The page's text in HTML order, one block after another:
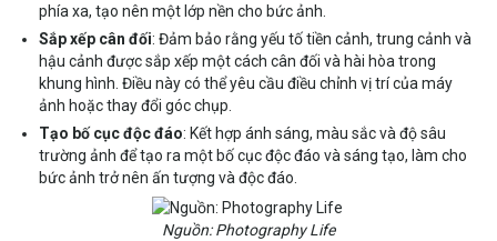
phía xa, tạo nên một lớp nền cho bức ảnh.
Sắp xếp cân đối: Đảm bảo rằng yếu tố tiền cảnh, trung cảnh và
hậu cảnh được sắp xếp một cách cân đối và hài hòa trong
khung hình. Điều này có thể yêu cầu điều chỉnh vị trí của máy
ảnh hoặc thay đổi góc chụp.
Tạo bố cục độc đáo: Kết hợp ánh sáng, màu sắc và độ sâu
trường ảnh để tạo ra một bố cục độc đáo và sáng tạo, làm cho
bức ảnh trở nên ấn tượng và độc đáo.
Nguồn: Photography Life